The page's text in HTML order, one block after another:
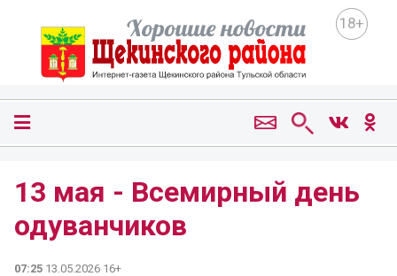
18+
13 мая - Всемирный день
одуванчиков
07:25 13.05.2026 16+